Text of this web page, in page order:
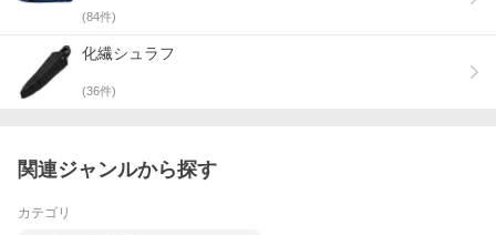
(84件)
化繊シュラフ
(36件)
関連ジャンルから探す
カテゴリ